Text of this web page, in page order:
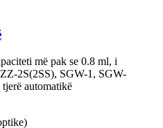
më pak se 0.8 ml, i
2S(2SS), SGW-1, SGW-
automatikë